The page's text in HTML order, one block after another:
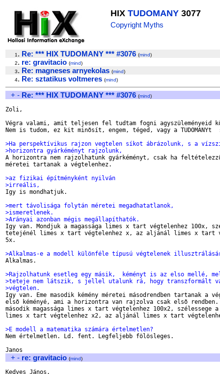
HIX TUDOMANY 3077
Copyright Myths
1 . Re: *** HIX TUDOMANY *** #3076 (mind)
2. re: gravitacio (mind)
3. Re: magneses arnyekolas (mind)
4. Re: sztatikus voltmeres (mind)
+ - Re: *** HIX TUDOMANY *** #3076 (mind)
Zoli,
Végra valami, amit teljesen fel tudtam fogni agyszüleményeid
Nem is tudom, ez kit minõsít, engem, téged, vagy a TUDOMANYt
>Ha perspektívikus rajzon vegtelen síkot ábrázolunk, s a
>horizontra gyárkéményt rajzolunk,
A horizontra nem rajzolhatunk gyárkéményt, csak ha
méretei tartanak a végtelenhez.
>az fizikai építményként nyilván
>irreális,
Igy is mondhatjuk.
>mert távolisága folytán méretei megadhatatlanok,
>ismeretlenek.
>Arányai azonban mégis megállapíthatók.
Igy van. Mondjuk a magassága limes x tart végtelenhez 100x,
tetejénél limes x tart végtelenhez x, az aljánál limes x tart
5x.
>Alkalmas-e a modell különféle típusú végtelenek
Alkalmas.
>Rajzolhatunk esetleg egy másik,  kéményt is az elso mellé,
>teteje nem látszik, s jellel utalunk rá, hogy transzformált
>végtelen.
Igy van. Eme masodik kémény méretei másodrendben tartanak a
elsõ kéményé, ami a horizontra van rajzolva csak elsõ rendben.
második magassága limes x tart végtelenhez 100x2, szélessege
limes x tart végtelenhez x2, az aljánál limes x tart
>E modell a matematika számára értelmetlen?
Nem értelmetlen. Ld. fent. Legfeljebb fölösleges.
+ - re: gravitacio (mind)
Kedves János,